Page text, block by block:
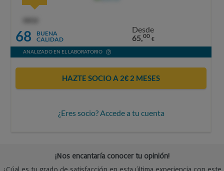
68
BUENA
CALIDAD
Desde
65,00 €
ANALIZADO EN EL LABORATORIO
HAZTE SOCIO A 2€ 2 MESES
¿Eres socio? Accede a tu cuenta